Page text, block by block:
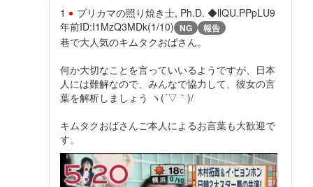
1 ブリカマの照り焼き士, Ph.D. ◆llQU.PPpLU9
年前ID:I1MzQ3MDk(1/10) NG 報告
巷で大人気のキムタクおばさん。
何か大切なことを言っていいるようですが、日本
人には難解なので、みんなで協力して、彼女の言
葉を解析しましょう ヽ(´▽｀)/
キムタクおばさんご本人によるお言葉も大歓迎で
す。